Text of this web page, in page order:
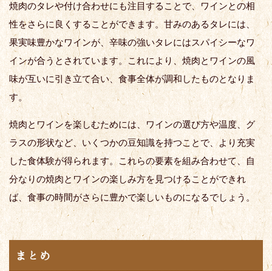
焼肉のタレや付け合わせにも注目することで、ワインとの相
性をさらに良くすることができます。甘みのあるタレには、
果実味豊かなワインが、辛味の強いタレにはスパイシーなワ
インが合うとされています。これにより、焼肉とワインの風
味が互いに引き立て合い、食事全体が調和したものとなりま
す。
焼肉とワインを楽しむためには、ワインの選び方や温度、グ
ラスの形状など、いくつかの豆知識を持つことで、より充実
した食体験が得られます。これらの要素を組み合わせて、自
分なりの焼肉とワインの楽しみ方を見つけることができれ
ば、食事の時間がさらに豊かで楽しいものになるでしょう。
まとめ